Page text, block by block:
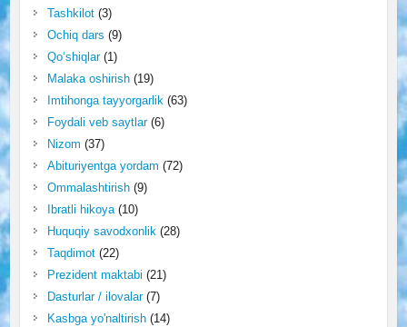
Tashkilot(3)
Ochiq dars (9)
Qo‘shiqlar(1)
Malaka oshirish(19)
Imtihonga tayyorgarlik(63)
Foydali veb saytlar(6)
Nizom (37)
Abituriyentga yordam (72)
Ommalashtirish(9)
Ibratli hikoya(10)
Huquqiy savodxonlik(28)
Taqdimot(22)
Prezident maktabi (21)
Dasturlar / ilovalar(7)
Kasbga yo'naltirish(14)